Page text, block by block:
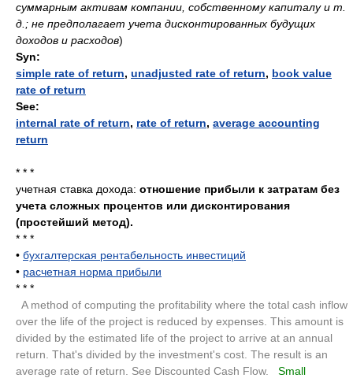
суммарным активам компании, собственному капиталу и т.
д.; не предполагает учета дисконтированных будущих
доходов и расходов)
Syn:
simple rate of return, unadjusted rate of return, book value
rate of return
See:
internal rate of return, rate of return, average accounting
return
* * *
учетная ставка дохода: отношение прибыли к затратам без
учета сложных процентов или дисконтирования
(простейший метод).
* * *
• бухгалтерская рентабельность инвестиций
• расчетная норма прибыли
* * *
A method of computing the profitability where the total cash inflow
over the life of the project is reduced by expenses. This amount is
divided by the estimated life of the project to arrive at an annual
return. That's divided by the investment's cost. The result is an
average rate of return. See Discounted Cash Flow.
Small